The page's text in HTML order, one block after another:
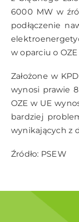
6000 MW w
podłączenie
w oparciu o
Założone w
wynosi prawie
OZE w UE
bardziej
wynikających z
Źródło: PSEW